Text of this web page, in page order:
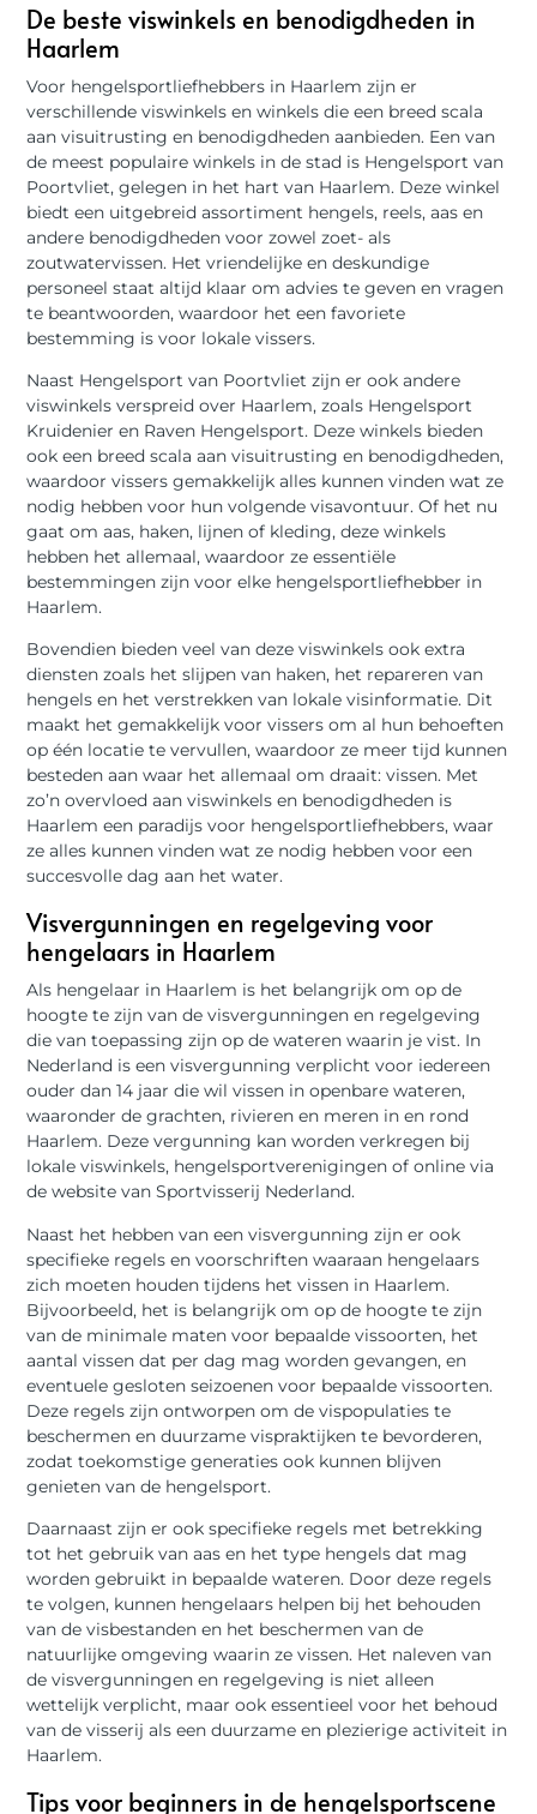
De beste viswinkels en benodigdheden in
Haarlem
Voor hengelsportliefhebbers in Haarlem zijn er
verschillende viswinkels en winkels die een breed scala
aan visuitrusting en benodigdheden aanbieden. Een van
de meest populaire winkels in de stad is Hengelsport van
Poortvliet, gelegen in het hart van Haarlem. Deze winkel
biedt een uitgebreid assortiment hengels, reels, aas en
andere benodigdheden voor zowel zoet- als
zoutwatervissen. Het vriendelijke en deskundige
personeel staat altijd klaar om advies te geven en vragen
te beantwoorden, waardoor het een favoriete
bestemming is voor lokale vissers.
Naast Hengelsport van Poortvliet zijn er ook andere
viswinkels verspreid over Haarlem, zoals Hengelsport
Kruidenier en Raven Hengelsport. Deze winkels bieden
ook een breed scala aan visuitrusting en benodigdheden,
waardoor vissers gemakkelijk alles kunnen vinden wat ze
nodig hebben voor hun volgende visavontuur. Of het nu
gaat om aas, haken, lijnen of kleding, deze winkels
hebben het allemaal, waardoor ze essentiële
bestemmingen zijn voor elke hengelsportliefhebber in
Haarlem.
Bovendien bieden veel van deze viswinkels ook extra
diensten zoals het slijpen van haken, het repareren van
hengels en het verstrekken van lokale visinformatie. Dit
maakt het gemakkelijk voor vissers om al hun behoeften
op één locatie te vervullen, waardoor ze meer tijd kunnen
besteden aan waar het allemaal om draait: vissen. Met
zo’n overvloed aan viswinkels en benodigdheden is
Haarlem een paradijs voor hengelsportliefhebbers, waar
ze alles kunnen vinden wat ze nodig hebben voor een
succesvolle dag aan het water.
Visvergunningen en regelgeving voor
hengelaars in Haarlem
Als hengelaar in Haarlem is het belangrijk om op de
hoogte te zijn van de visvergunningen en regelgeving
die van toepassing zijn op de wateren waarin je vist. In
Nederland is een visvergunning verplicht voor iedereen
ouder dan 14 jaar die wil vissen in openbare wateren,
waaronder de grachten, rivieren en meren in en rond
Haarlem. Deze vergunning kan worden verkregen bij
lokale viswinkels, hengelsportverenigingen of online via
de website van Sportvisserij Nederland.
Naast het hebben van een visvergunning zijn er ook
specifieke regels en voorschriften waaraan hengelaars
zich moeten houden tijdens het vissen in Haarlem.
Bijvoorbeeld, het is belangrijk om op de hoogte te zijn
van de minimale maten voor bepaalde vissoorten, het
aantal vissen dat per dag mag worden gevangen, en
eventuele gesloten seizoenen voor bepaalde vissoorten.
Deze regels zijn ontworpen om de vispopulaties te
beschermen en duurzame vispraktijken te bevorderen,
zodat toekomstige generaties ook kunnen blijven
genieten van de hengelsport.
Daarnaast zijn er ook specifieke regels met betrekking
tot het gebruik van aas en het type hengels dat mag
worden gebruikt in bepaalde wateren. Door deze regels
te volgen, kunnen hengelaars helpen bij het behouden
van de visbestanden en het beschermen van de
natuurlijke omgeving waarin ze vissen. Het naleven van
de visvergunningen en regelgeving is niet alleen
wettelijk verplicht, maar ook essentieel voor het behoud
van de visserij als een duurzame en plezierige activiteit in
Haarlem.
Tips voor beginners in de hengelsportscene